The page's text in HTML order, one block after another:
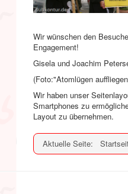
Wir wünschen den
Engagement!
Gisela und Joachim
(Foto:"Atomlügen
Wir haben unser
Smartphones zu
Layout zu übernehmen.
Aktuelle Seite: